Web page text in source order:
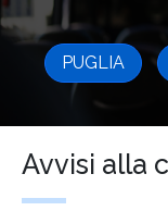
PUGLIA
Avvisi alla